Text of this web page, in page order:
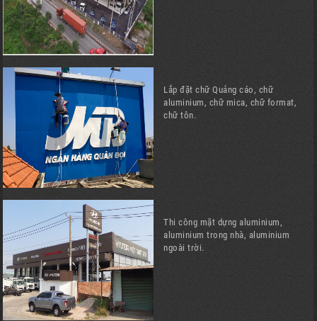
Lắp đặt chữ Quảng cáo, chữ
aluminium, chữ mica, chữ format,
chữ tôn.
Thi công mặt dựng aluminium,
aluminium trong nhà, aluminium
ngoài trời.